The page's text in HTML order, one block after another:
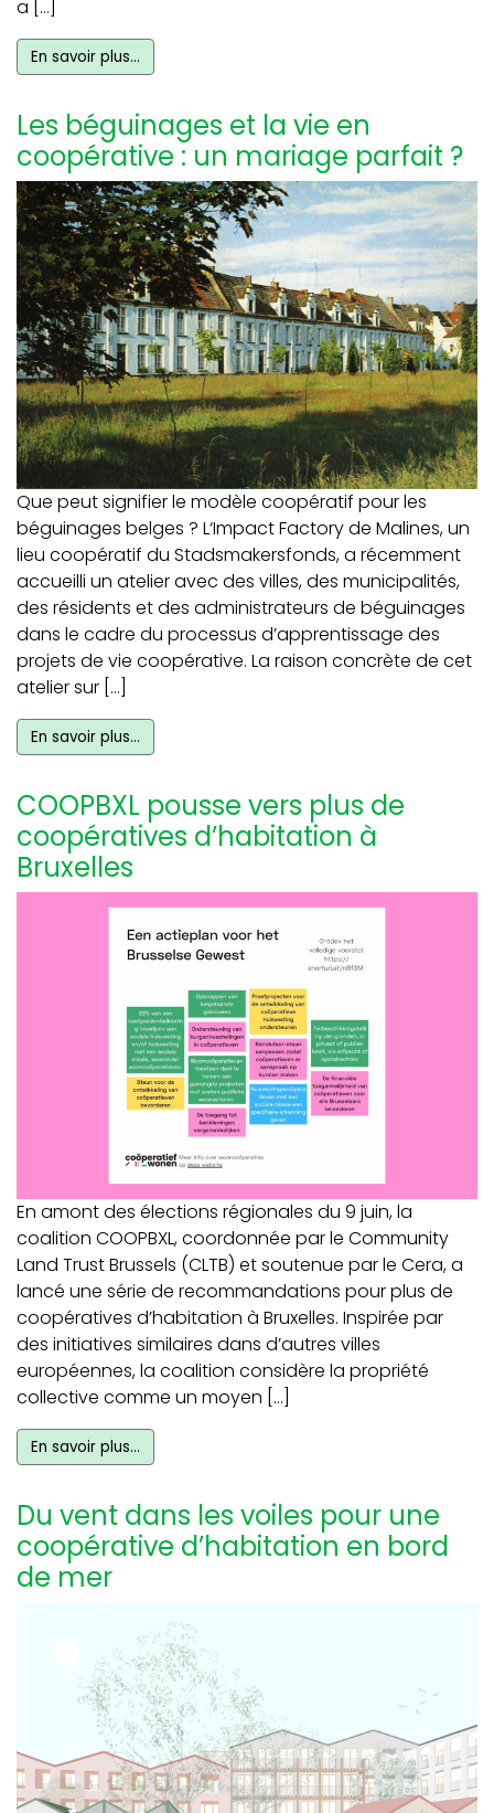
a […]
En savoir plus…
Les béguinages et la vie en
coopérative : un mariage parfait ?
Que peut signifier le modèle coopératif pour les
béguinages belges ? L‘Impact Factory de Malines, un
lieu coopératif du Stadsmakersfonds, a récemment
accueilli un atelier avec des villes, des municipalités,
des résidents et des administrateurs de béguinages
dans le cadre du processus d’apprentissage des
projets de vie coopérative. La raison concrète de cet
atelier sur […]
En savoir plus…
COOPBXL pousse vers plus de
coopératives d’habitation à
Bruxelles
En amont des élections régionales du 9 juin, la
coalition COOPBXL, coordonnée par le Community
Land Trust Brussels (CLTB) et soutenue par le Cera, a
lancé une série de recommandations pour plus de
coopératives d’habitation à Bruxelles. Inspirée par
des initiatives similaires dans d’autres villes
européennes, la coalition considère la propriété
collective comme un moyen […]
En savoir plus…
Du vent dans les voiles pour une
coopérative d’habitation en bord
de mer